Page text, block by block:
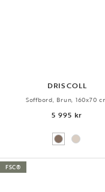
DRISCOLL
Soffbord, Brun, 160x70
5 995 kr
FSC®